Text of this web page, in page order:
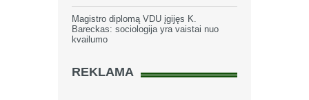
Magistro diplomą VDU įgijęs K.
Bareckas: sociologija yra vaistai nuo
kvailumo
REKLAMA